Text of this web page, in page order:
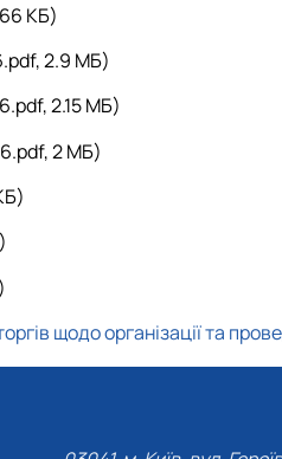
КБ)
2.9 MБ)
2.15 MБ)
2 MБ)
щодо організації та